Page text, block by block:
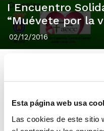
Esta página web usa
Las cookies de este sitio
I Encuentro
“Muévete por la
02/12/2016
El Club Esportiu
colaboradoras (el M.I.